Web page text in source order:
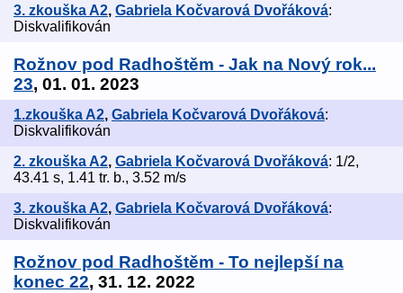
3. zkouška A2, Gabriela Kočvarová Dvořáková:
Diskvalifikován
Rožnov pod Radhoštěm - Jak na Nový rok...
23, 01. 01. 2023
1.zkouška A2, Gabriela Kočvarová Dvořáková:
Diskvalifikován
2. zkouška A2, Gabriela Kočvarová Dvořáková: 1/2,
43.41 s, 1.41 tr. b., 3.52 m/s
3. zkouška A2, Gabriela Kočvarová Dvořáková:
Diskvalifikován
Rožnov pod Radhoštěm - To nejlepší na
konec 22, 31. 12. 2022